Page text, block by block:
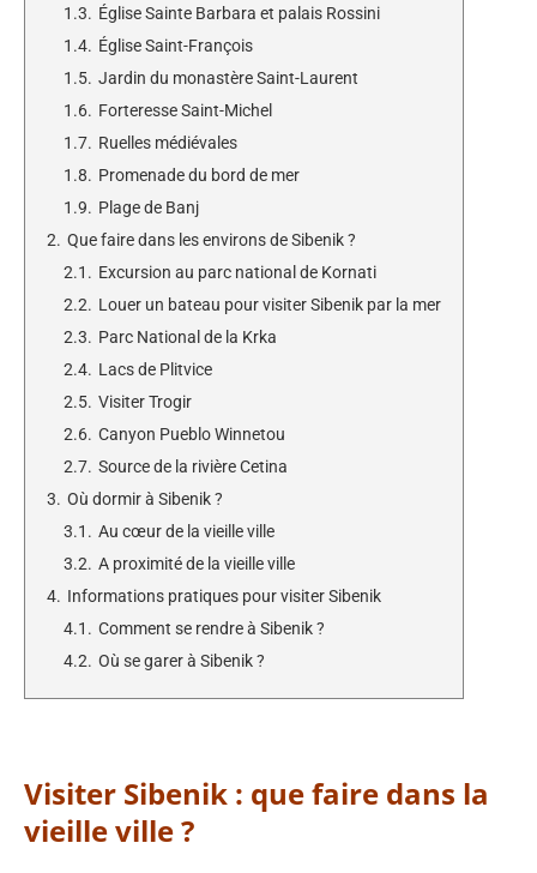
1.3. Église Sainte Barbara et palais Rossini
1.4. Église Saint-François
1.5. Jardin du monastère Saint-Laurent
1.6. Forteresse Saint-Michel
1.7. Ruelles médiévales
1.8. Promenade du bord de mer
1.9. Plage de Banj
2. Que faire dans les environs de Sibenik ?
2.1. Excursion au parc national de Kornati
2.2. Louer un bateau pour visiter Sibenik par la mer
2.3. Parc National de la Krka
2.4. Lacs de Plitvice
2.5. Visiter Trogir
2.6. Canyon Pueblo Winnetou
2.7. Source de la rivière Cetina
3. Où dormir à Sibenik ?
3.1. Au cœur de la vieille ville
3.2. A proximité de la vieille ville
4. Informations pratiques pour visiter Sibenik
4.1. Comment se rendre à Sibenik ?
4.2. Où se garer à Sibenik ?
Visiter Sibenik : que faire dans la
vieille ville ?